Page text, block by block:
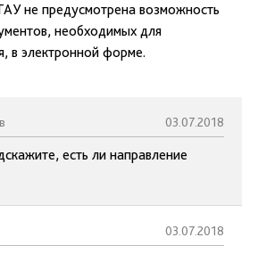
не предусмотрена возможность
необходимых для
в электронной форме.
03.07.2018
есть ли направление
03.07.2018